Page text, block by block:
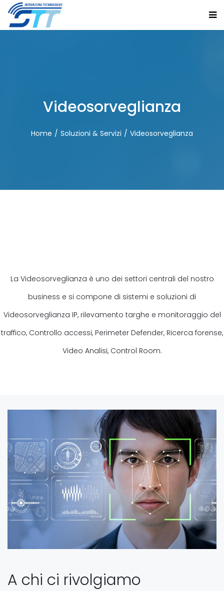
Videosorveglianza
Home Soluzioni & Servizi Videosorveglianza
La Videosorveglianza è uno dei settori centrali del nostro
business e si compone di sistemi e soluzioni di
Videosorveglianza IP, rilevamento targhe e monitoraggio del
traffico, Controllo accessi, Perimeter Defender, Ricerca forense,
Video Analisi, Control Room.
A chi ci rivolgiamo